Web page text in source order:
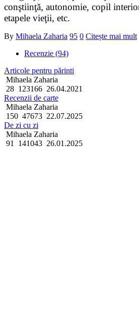
conştiinţă, autonomie, copil
etapele vieţii, etc.
By Mihaela Zaharia 95 0 Citește mai mult
Recenzie (94)
Articole pentru părinti
Mihaela Zaharia
28 123166 26.04.2021
Recenzii de carte
Mihaela Zaharia
150 47673 22.07.2025
De zi cu zi
Mihaela Zaharia
91
141043 26.01.2025